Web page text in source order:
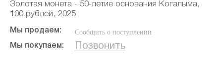
Золотая монета - 50-летие основания Когалыма,
100 рублей, 2025
Мы продаем: Сообщить о поступлении
Мы покупаем: Позвонить